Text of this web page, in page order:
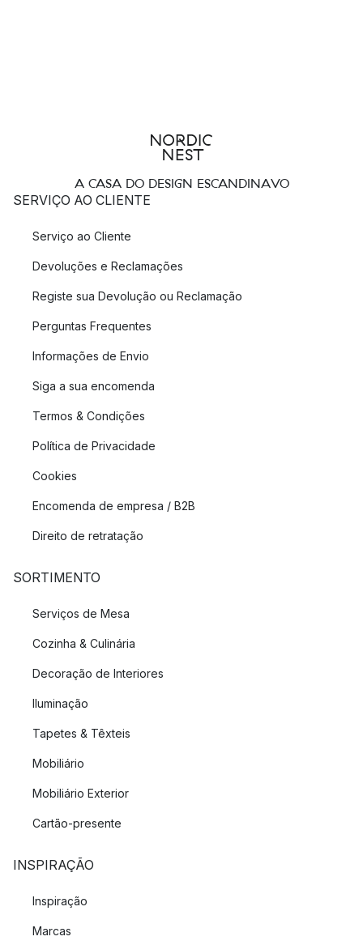
A CASA DO DESIGN ESCANDINAVO
SERVIÇO AO CLIENTE
Serviço ao Cliente
Devoluções e Reclamações
Registe sua Devolução ou Reclamação
Perguntas Frequentes
Informações de Envio
Siga a sua encomenda
Termos & Condições
Política de Privacidade
Cookies
Encomenda de empresa / B2B
Direito de retratação
SORTIMENTO
Serviços de Mesa
Cozinha & Culinária
Decoração de Interiores
Iluminação
Tapetes & Têxteis
Mobiliário
Mobiliário Exterior
Cartão-presente
INSPIRAÇÃO
Inspiração
Marcas